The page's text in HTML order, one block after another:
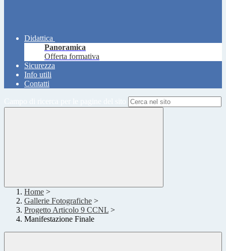
Didattica
Panoramica
Offerta formativa
Sicurezza
Info utili
Contatti
Home >
Gallerie Fotografiche >
Progetto Articolo 9 CCNL >
Manifestazione Finale